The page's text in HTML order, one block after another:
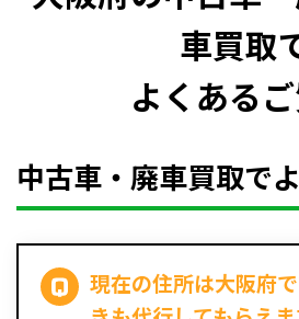
車買取
よくある
中古車・廃車買取で
現在の住所は大阪府